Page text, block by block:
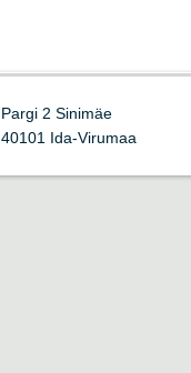
Pargi 2 Sinimäe
40101 Ida-Virumaa